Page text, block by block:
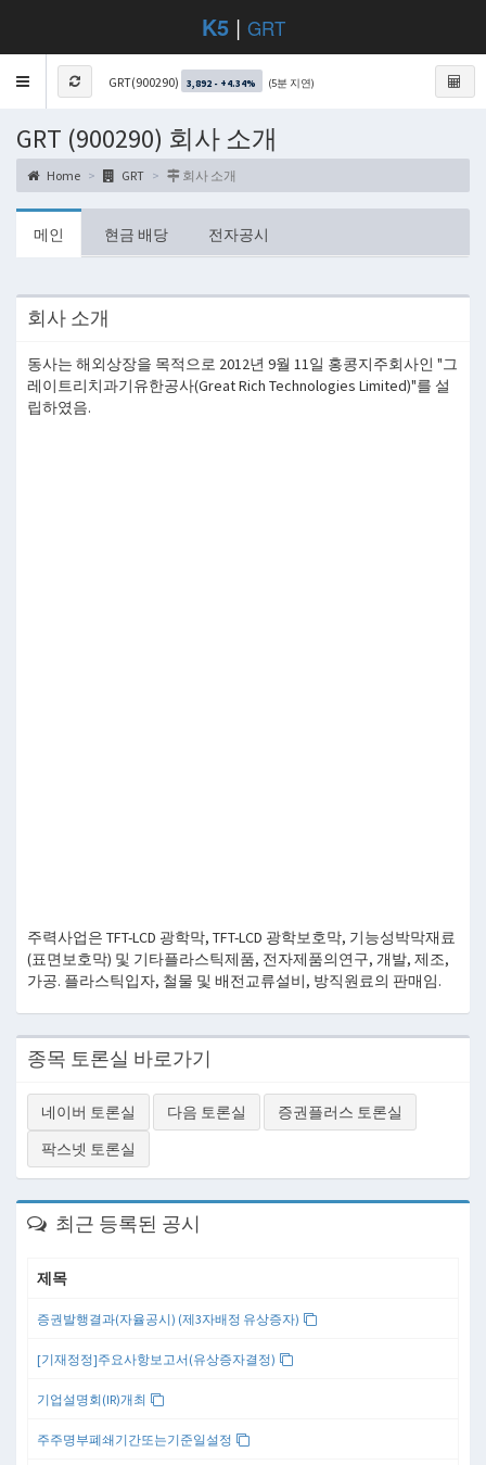
K5| GRT
Toggle
navigation
GRT(900290) 3,892 - +4.34% (5분 지연)
GRT (900290) 회사 소개
Home GRT 회사 소개
메인 현금 배당 전자공시
회사 소개
동사는 해외상장을 목적으로 2012년 9월 11일 홍콩지주회사인 "그
레이트리치과기유한공사(Great Rich Technologies Limited)"를 설
립하였음.
주력사업은 TFT-LCD 광학막, TFT-LCD 광학보호막, 기능성박막재료
(표면보호막) 및 기타플라스틱제품, 전자제품의연구, 개발, 제조,
가공. 플라스틱입자, 철물 및 배전교류설비, 방직원료의 판매임.
종목 토론실 바로가기
네이버 토론실 다음 토론실
증권플러스 토론실
팍스넷 토론실
최근 등록된 공시
제목
증권발행결과(자율공시) (제3자배정 유상증자)
[기재정정]주요사항보고서(유상증자결정)
기업설명회(IR)개최
주주명부폐쇄기간또는기준일설정